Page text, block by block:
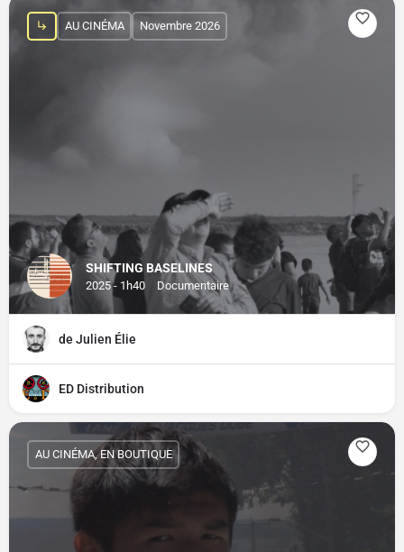
SHIFTING BASELINES
2025 - 1h40 Documentaire
AU CINÉMA Novembre 2026
de Julien Élie
ED Distribution
AU CINÉMA, EN BOUTIQUE